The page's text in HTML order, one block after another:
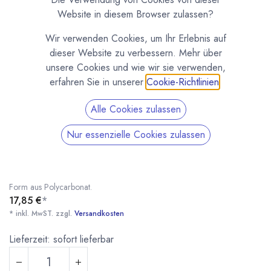
Tafelform „Happy Birthday“ (12010CW)
(0 Rezension)
Form aus Polycarbonat.
17,85 €*
* inkl. MwST. zzgl. Versandkosten
Lieferzeit: sofort lieferbar
Website in diesem Browser zulassen?
Wir verwenden Cookies, um Ihr Erlebnis auf
dieser Website zu verbessern. Mehr über
unsere Cookies und wie wir sie verwenden,
erfahren Sie in unserer Cookie-Richtlinien
Alle Cookies zulassen
Nur essenzielle Cookies zulassen